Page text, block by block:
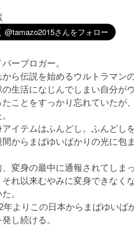
ーブロガー。
から伝説を始めるウルトラマン
の生活になじんでしまい自分が
たことをすっかり忘れていたが
アイテムはふんどし。ふんどし
間からまばゆいばかりの光に包
、変身の最中に通報されてしま
それ以来むやみに変身できなく
。
年よりこの日本からまばゆいば
し続ける。